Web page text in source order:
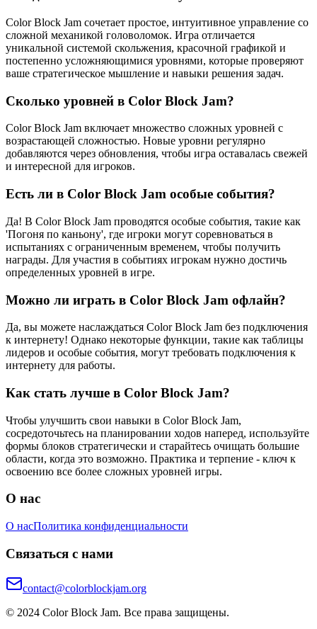
Color Block Jam сочетает простое, интуитивное управление со
сложной механикой головоломок. Игра отличается
уникальной системой скольжения, красочной графикой и
постепенно усложняющимися уровнями, которые проверяют
ваше стратегическое мышление и навыки решения задач.
Сколько уровней в Color Block Jam?
Color Block Jam включает множество сложных уровней с
возрастающей сложностью. Новые уровни регулярно
добавляются через обновления, чтобы игра оставалась свежей
и интересной для игроков.
Есть ли в Color Block Jam особые события?
Да! В Color Block Jam проводятся особые события, такие как
'Погоня по каньону', где игроки могут соревноваться в
испытаниях с ограниченным временем, чтобы получить
награды. Для участия в событиях игрокам нужно достичь
определенных уровней в игре.
Можно ли играть в Color Block Jam офлайн?
Да, вы можете наслаждаться Color Block Jam без подключения
к интернету! Однако некоторые функции, такие как таблицы
лидеров и особые события, могут требовать подключения к
интернету для работы.
Как стать лучше в Color Block Jam?
Чтобы улучшить свои навыки в Color Block Jam,
сосредоточьтесь на планировании ходов наперед, используйте
формы блоков стратегически и старайтесь очищать большие
области, когда это возможно. Практика и терпение - ключ к
освоению все более сложных уровней игры.
О нас
О насПолитика конфиденциальности
Связаться с нами
contact@colorblockjam.org
© 2024 Color Block Jam. Все права защищены.